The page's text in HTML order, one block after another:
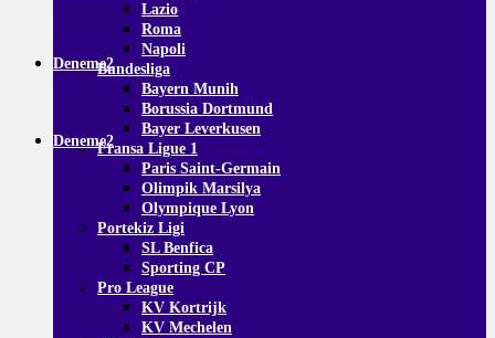
Lazio
Roma
Napoli
Bundesliga
Bayern Munih
Borussia Dortmund
Bayer Leverkusen
Fransa Ligue 1
Paris Saint-Germain
Olimpik Marsilya
Olympique Lyon
Portekiz Ligi
SL Benfica
Sporting CP
Pro League
KV Kortrijk
KV Mechelen
Deneme2
Deneme2